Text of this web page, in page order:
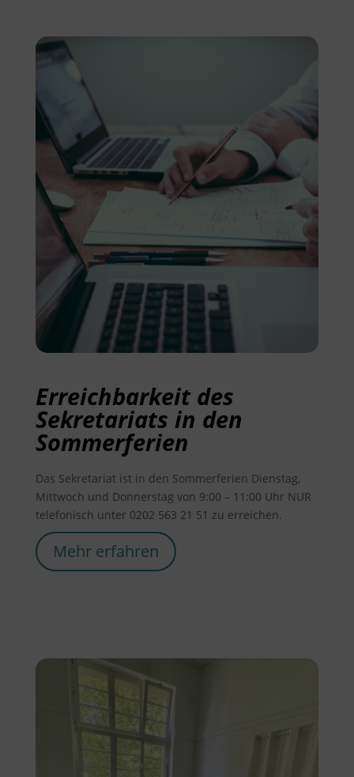
Erreichbarkeit des
Sekretariats in den
Sommerferien
Das Sekretariat ist in den Sommerferien Dienstag,
Mittwoch und Donnerstag von 9:00 – 11:00 Uhr NUR
telefonisch unter 0202 563 21 51 zu erreichen.
Mehr erfahren